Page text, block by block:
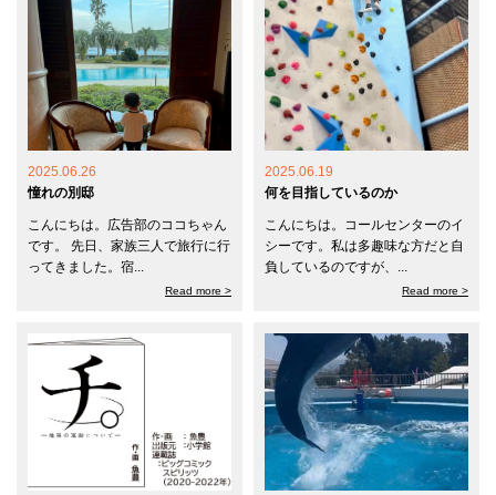
2025.06.26
憧れの別邸
こんにちは。広告部のココちゃん
です。 先日、家族三人で旅行に行
ってきました。宿...
Read more >
2025.06.19
何を目指しているのか
こんにちは。コールセンターのイ
シーです。私は多趣味な方だと自
負しているのですが、...
Read more >